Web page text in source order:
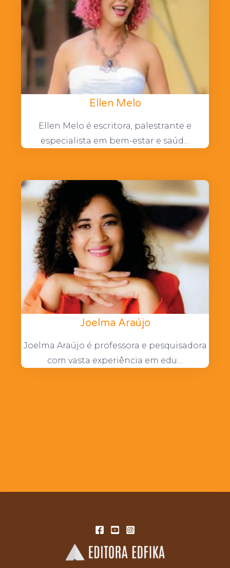
Ellen Melo
Ellen Melo é escritora, palestrante e
especialista em bem-estar e saúd…
Joelma Araújo
Joelma Araújo é professora e pesquisadora
com vasta experiência em edu…